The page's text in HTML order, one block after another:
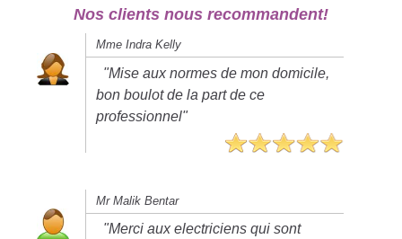
Nos clients nous recommandent!
Mme Indra Kelly
"Mise aux normes de mon domicile,
bon boulot de la part de ce
professionnel"
Mr Malik Bentar
"Merci aux electriciens qui sont